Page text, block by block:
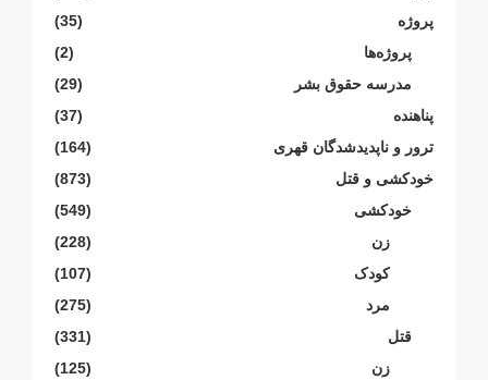
پروژە
(35)
پروژەها
(2)
مدرسە حقوق بشر
(29)
پناهنده
(37)
ترور و ناپدیدشدگان قهری
(164)
خودکشی و قتل
(873)
خودکشی
(549)
زن
(228)
کودک
(107)
مرد
(275)
قتل
(331)
زن
(125)